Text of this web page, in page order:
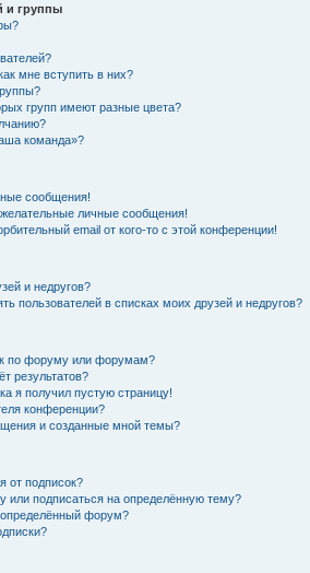
и группы
мне вступить в них?
групп имеют разные цвета?
команда»?
сообщения!
личные сообщения!
email от кого-то с этой конференции!
и недругов?
пользователей в списках моих друзей и недругов?
по форуму или форумам?
результатов?
я получил пустую страницу!
конференции?
и созданные мной темы?
от подписок?
или подписаться на определённую тему?
форум?